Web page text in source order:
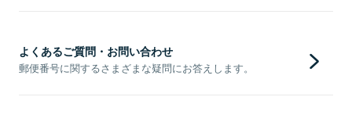
よくあるご質問・お問い合わせ
郵便番号に関するさまざまな疑問にお答えします。